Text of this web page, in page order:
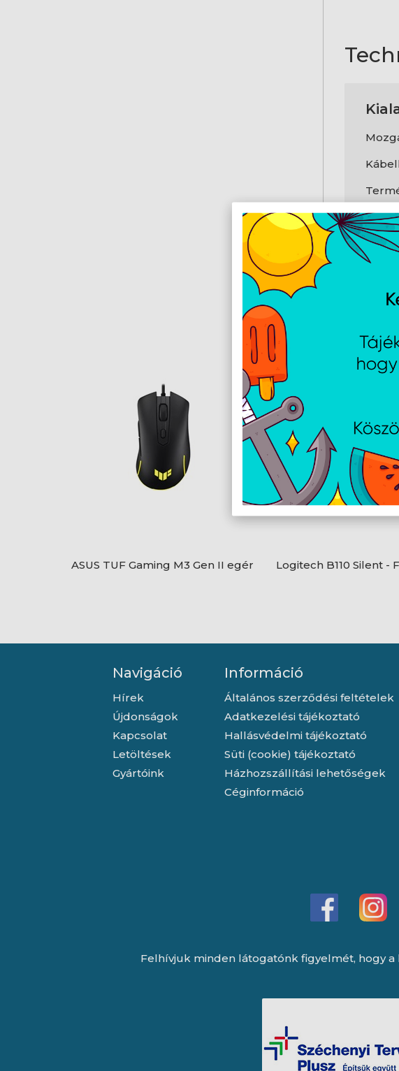
A
ASUS TUF Gaming M3 Gen II egér Logitech B110 Silent -
Navigáció
Hírek
Újdonságok
Kapcsolat
Letöltések
Gyártóink
Információ
Általános szerződési feltételek
Adatkezelési tájékoztató
Hallásvédelmi tájékoztató
Süti (cookie) tájékoztató
Házhozszállítási lehetőségek
Céginformáció
Felhívjuk minden látogatónk figyelmét, hogy